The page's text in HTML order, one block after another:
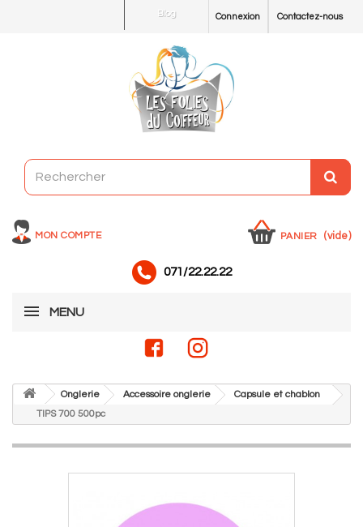
Contactez-nous
Connexion
Blog
MON COMPTE PANIER (vide)
071/22.22.22
MENU
Onglerie Accessoire onglerie
Capsule et chablon
TIPS 700 500pc